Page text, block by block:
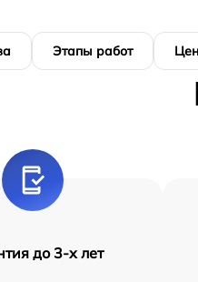
Этапы работ
до 3-х лет